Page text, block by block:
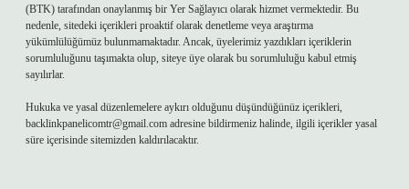
(BTK) tarafından onaylanmış bir Yer Sağlayıcı olarak hizmet vermektedir. Bu
nedenle, sitedeki içerikleri proaktif olarak denetleme veya araştırma
yükümlülüğümüz bulunmamaktadır. Ancak, üyelerimiz yazdıkları içeriklerin
sorumluluğunu taşımakta olup, siteye üye olarak bu sorumluluğu kabul etmiş
sayılırlar.
Hukuka ve yasal düzenlemelere aykırı olduğunu düşündüğünüz içerikleri,
backlinkpanelicomtr@gmail.com adresine bildirmeniz halinde, ilgili içerikler yasal
süre içerisinde sitemizden kaldırılacaktır.